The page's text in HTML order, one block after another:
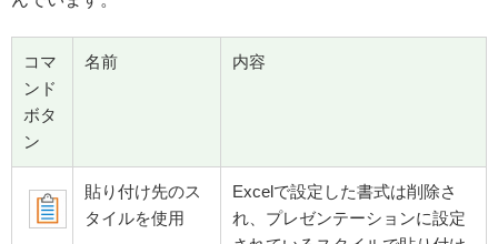
コマ
ンド
ボタ
ン
名前 内容
貼り付け先のス
タイルを使用
Excelで設定した書式は削除さ
れ、プレゼンテーションに設定